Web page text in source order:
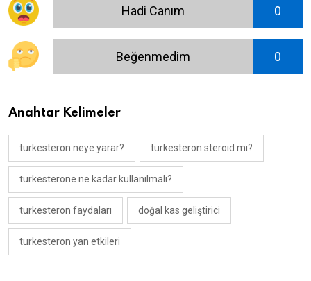
Hadi Canım 0
Beğenmedim 0
Anahtar Kelimeler
turkesteron neye yarar? turkesteron steroid mı?
turkesterone ne kadar kullanılmalı?
turkesteron faydaları doğal kas geliştirici
turkesteron yan etkileri